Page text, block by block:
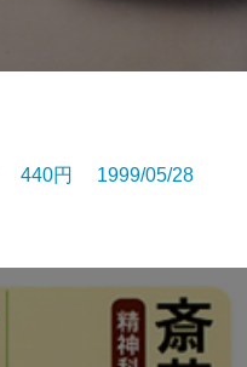
440円 1999/05/28